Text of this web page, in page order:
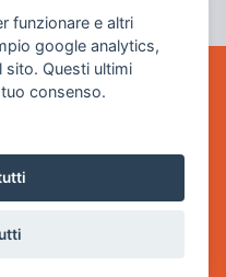
funzionare e altri
google analytics,
sito. Questi ultimi
consenso.